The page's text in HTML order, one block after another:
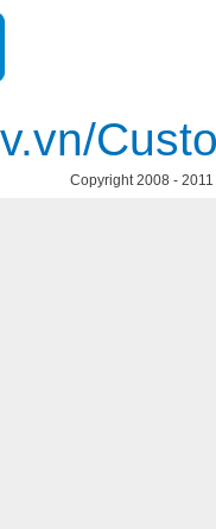
Copyright 2008 - 2011